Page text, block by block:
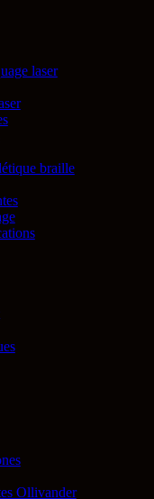
laser
braille
Ollivander